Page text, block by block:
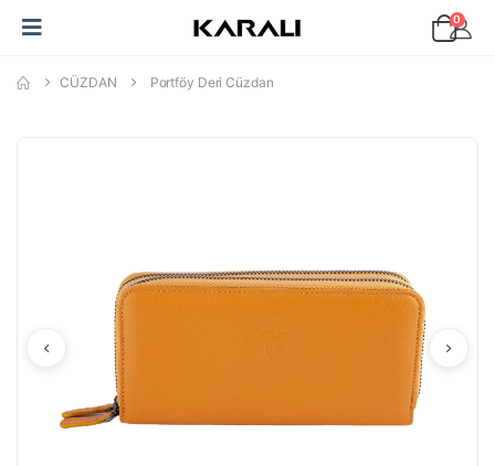
0
CÜZDAN Portföy Deri Cüzdan